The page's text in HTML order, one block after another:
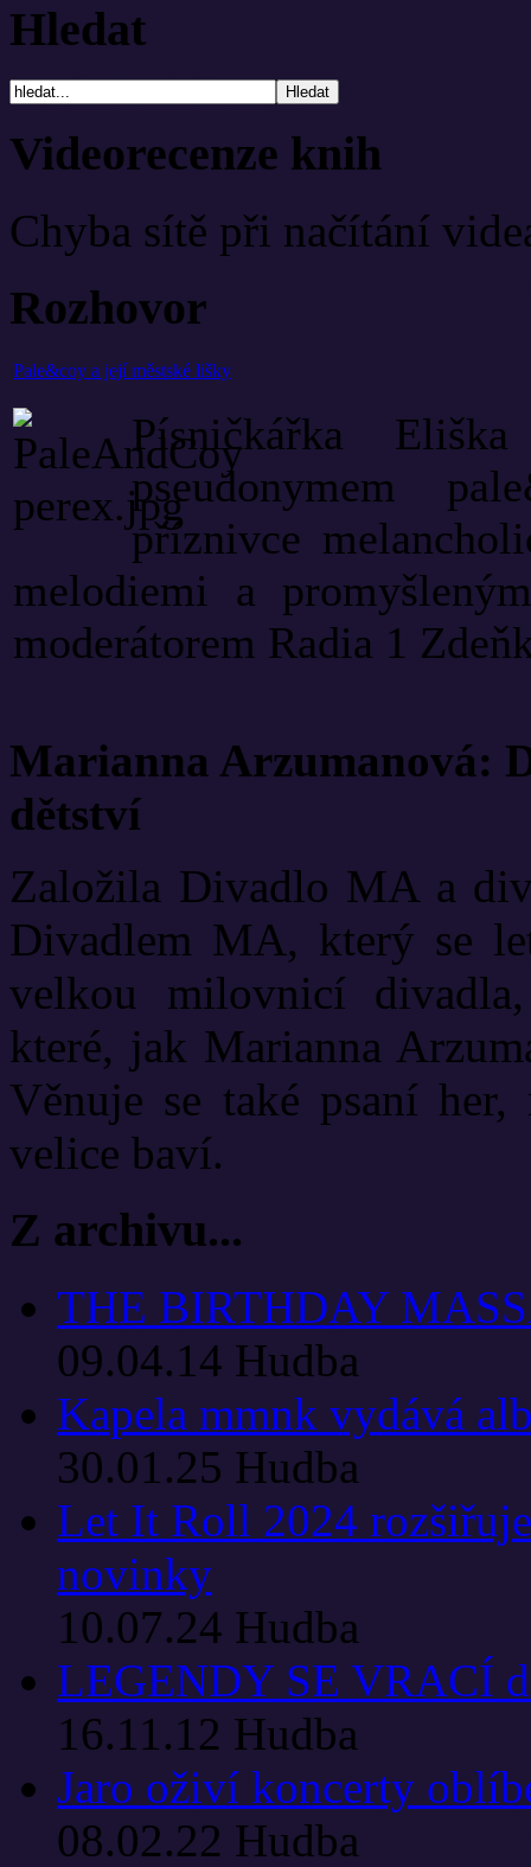
Hledat
Videorecenze knih
Chyba sítě při načítání
Rozhovor
Pale&coy a její městské lišky
Písničkářka
pseudonymem
příznivce
melodiemi a
moderátorem Radia 1
Marianna Arzumanová:
dětství
Založila Divadlo MA a
Divadlem MA, který se
velkou milovnicí
které, jak Marianna
Věnuje se také psaní
velice baví.
Z archivu...
THE BIRTHDAY
09.04.14 Hudba
Kapela mmnk vydává
30.01.25 Hudba
Let It Roll 2024
novinky
10.07.24 Hudba
LEGENDY SE VRACÍ
16.11.12 Hudba
Jaro oživí koncerty
08.02.22 Hudba